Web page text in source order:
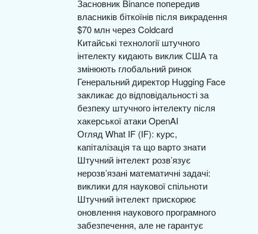
Засновник Binance попередив
власників біткоїнів після викрадення
$70 млн через Coldcard
Китайські технології штучного
інтелекту кидають виклик США та
змінюють глобальний ринок
Генеральний директор Hugging Face
закликає до відповідальності за
безпеку штучного інтелекту після
хакерської атаки OpenAI
Огляд What IF (IF): курс,
капіталізація та що варто знати
Штучний інтелект розв’язує
нерозв’язані математичні задачі:
виклики для наукової спільноти
Штучний інтелект прискорює
оновлення наукового програмного
забезпечення, але не гарантує